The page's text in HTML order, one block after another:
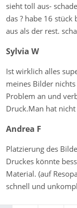
sieht toll aus-
das ? habe 16
aus als der rest.
Sylvia W
Ist wirklich alles
meines Bilder
Problem an und
Druck.Man hat
Andrea F
Platzierung des
Druckes könnte
Material. (auf
schnell und